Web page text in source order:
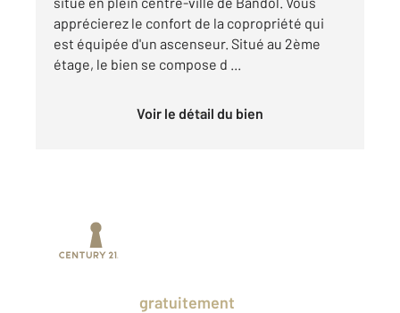
apprécierez le confort de la copropriété qui
est équipée d'un ascenseur. Situé au 2ème
étage, le bien se compose d ...
Voir le détail du bien
gratuitement